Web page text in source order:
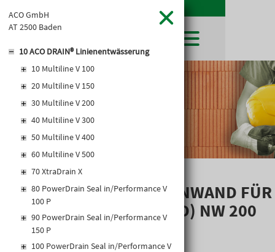
SHOP
LEIBWÄCHTER
MERKLISTE
WARENKORB
BAUSTOFFE
HOCHBAU
TIEFBAU
TROCKENBAU
FACHMARKT
LEISTUNGSERKLÄRUNGEN
BAUSTOFFKATALOGE
UNTERNEHMEN
FIRMENGESCHICHTE
STANDORTE
DOWNLOADS
LEITBILD
KARRIERE
KARRIERE UND WEITERBILDUNG
OFFENE STELLEN
AKTUELLES
KATALOGE
AGB'S
EUROSYS TROCKENBAUSYSTEM
GEWERBEZONE
Baustoffkataloge
ACO GmbH
AT 2500 Baden
10 ACO DRAIN® Linienentwässerung
10 Multiline V 100
20 Multiline V 150
30 Multiline V 200
40 Multiline V 300
50 Multiline V 400
60 Multiline V 500
70 XtraDrain X
80 PowerDrain Seal in/Performance V
100 P
90 PowerDrain Seal in/Performance V
150 P
100 PowerDrain Seal in/Performance V
ROADDRAIN STIRNWAND FÜR
RINNENENDE (LLD) NW 200